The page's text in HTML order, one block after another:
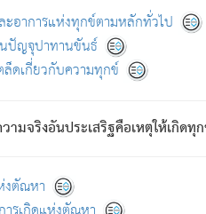
อาการแห่งทุกข์ตามหลักทั่วไป
ปัญจุปาทานขันธ์
ดเกี่ยวกับความทุกข์
มจริงอันประเสริฐคือเหตุให้เกิดทุ
ตัณหา
เมื่อตรัสรู้แล้วได้ 7 วัน)
สอบกับตัวเล่มหนังสือต้นฉบับ ที่มีการพิ